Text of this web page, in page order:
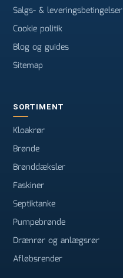
Salgs- & leveringsbetingelser
Cookie politik
Blog og guides
Sitemap
SORTIMENT
Kloakrør
Brønde
Brønddæksler
Faskiner
Septiktanke
Pumpebrønde
Drænrør og anlægsrør
Afløbsrender